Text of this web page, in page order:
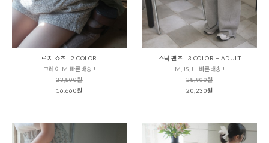
로지 쇼츠 - 2 COLOR
그레이 M 빠른배송 !
23,800원
16,660원
스틱 팬츠 - 3 COLOR + ADULT
M,JS,JL 빠른배송 !
28,900원
20,230원